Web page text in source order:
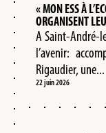
« MON ESS À
ORGANISENT
A Saint-André-
l’avenir:
Rigaudier, une...
22 juin 2026